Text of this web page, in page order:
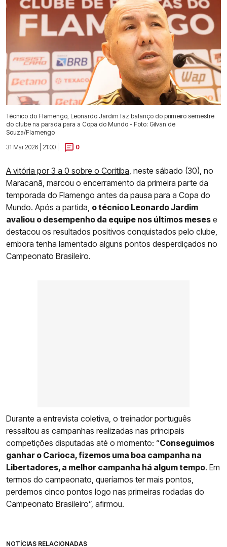
Técnico do Flamengo, Leonardo Jardim faz balanço do primeiro semestre
do clube na parada para a Copa do Mundo - Foto: Gilvan de
Souza/Flamengo
31 Mai 2026 | 21:00 |
0
A vitória por 3 a 0 sobre o Coritiba , neste sábado (30), no
Maracanã, marcou o encerramento da primeira parte da
temporada do Flamengo antes da pausa para a Copa do
Mundo. Após a partida, o técnico Leonardo Jardim
avaliou o desempenho da equipe nos últimos meses e
destacou os resultados positivos conquistados pelo clube,
embora tenha lamentado alguns pontos desperdiçados no
Campeonato Brasileiro.
Durante a entrevista coletiva, o treinador português
ressaltou as campanhas realizadas nas principais
competições disputadas até o momento: “Conseguimos
ganhar o Carioca, fizemos uma boa campanha na
Libertadores, a melhor campanha há algum tempo. Em
termos do campeonato, queríamos ter mais pontos,
perdemos cinco pontos logo nas primeiras rodadas do
Campeonato Brasileiro”, afirmou.
NOTÍCIAS RELACIONADAS